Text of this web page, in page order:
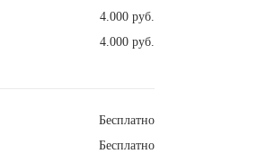
4.000 руб.
4.000 руб.
Бесплатно
Бесплатно